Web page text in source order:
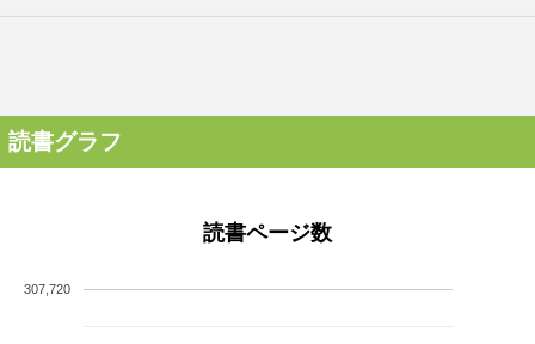
読書グラフ
読書ページ数
307,720